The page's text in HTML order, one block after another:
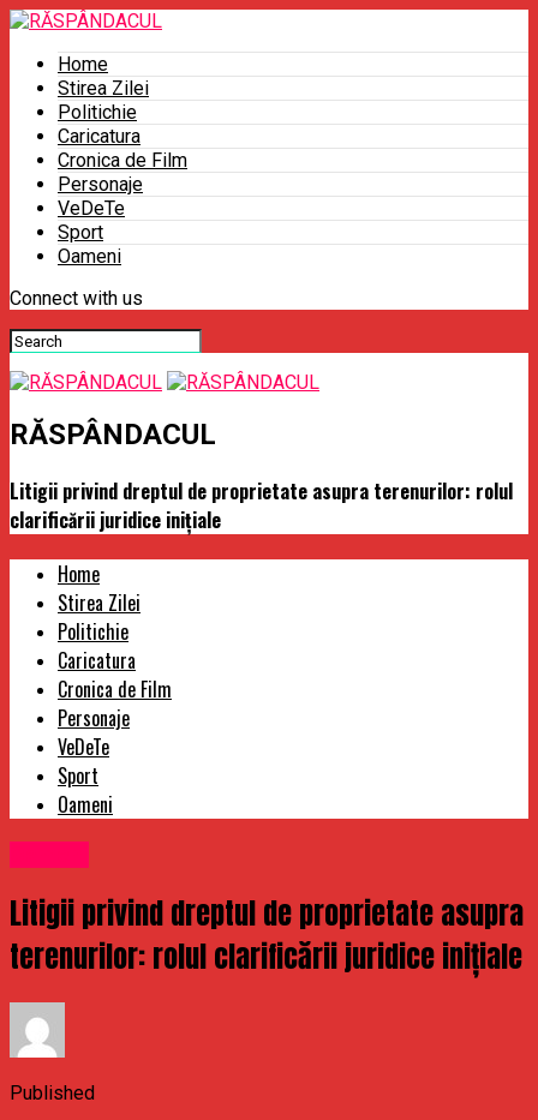
Home
Stirea Zilei
Politichie
Caricatura
Cronica de Film
Personaje
VeDeTe
Sport
Oameni
Connect with us
RĂSPÂNDACUL
Litigii privind dreptul de proprietate asupra terenurilor: rolul
clarificării juridice inițiale
Home
Stirea Zilei
Politichie
Caricatura
Cronica de Film
Personaje
VeDeTe
Sport
Oameni
Litigii privind dreptul de proprietate asupra
terenurilor: rolul clarificării juridice inițiale
Published